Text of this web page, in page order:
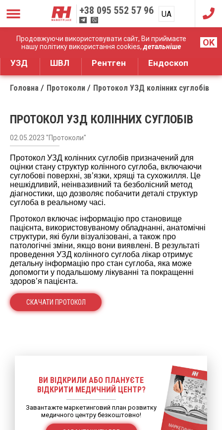
Продовжуючи використовувати сайт, Ви приймаєте
нашу політику використання cookies,детальніше OK
+38 095 552 57 96 UA
RU
Дистрибуція медичного обладнання
УЗД ШВЛ Рентген Ендоскоп
Головна Протоколи Протокол УЗД колінних суглобів
ПРОТОКОЛ УЗД КОЛІННИХ СУГЛОБІВ
02.05.2023 "Протоколи"
Протокол УЗД колінних суглобів призначений для
оцінки стану структур колінного суглоба, включаючи
суглобові поверхні, зв’язки, хрящі та сухожилля. Це
нешкідливий, неінвазивний та безболісний метод
діагностики, що дозволяє побачити деталі структур
суглоба в реальному часі.
Протокол включає інформацію про становище
пацієнта, використовуваному обладнанні, анатомічні
структури, які були візуалізовані, а також про
патологічні зміни, якщо вони виявлені. В результаті
проведення УЗД колінного суглоба лікар отримує
детальну інформацію про стан суглоба, яка може
допомогти у подальшому лікуванні та покращенні
здоров’я пацієнта.
СКАЧАТИ ПРОТОКОЛ
ВИ ВІДКРИЛИ АБО ПЛАНУЄТЕ
ВІДКРИТИ МЕДИЧНИЙ ЦЕНТР?
Завантажте маркетинговий план розвитку
медичного центру безкоштовно!